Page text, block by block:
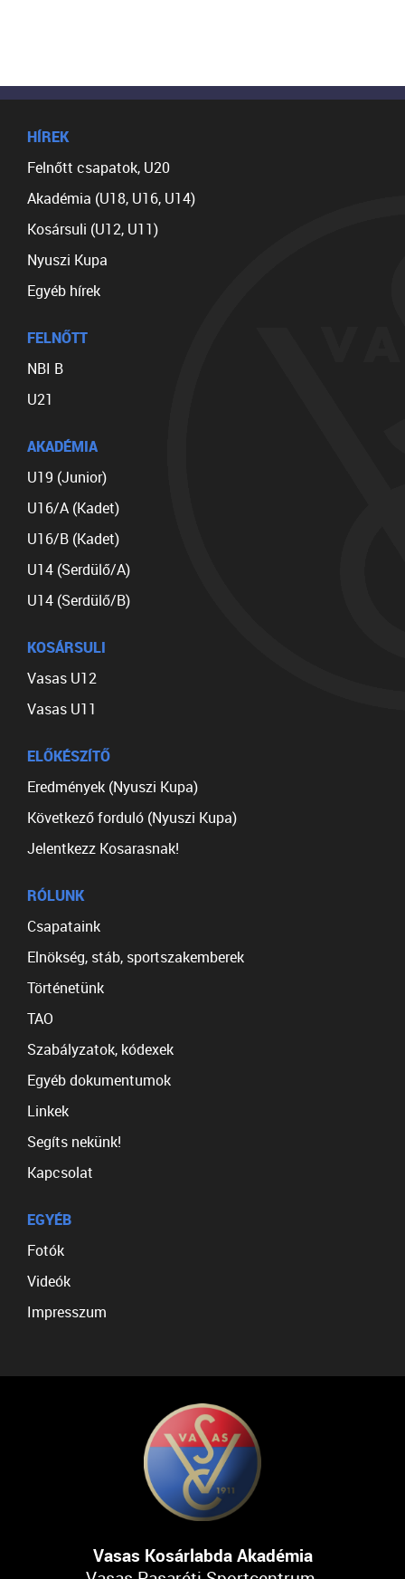
HÍREK
Felnőtt csapatok, U20
Akadémia (U18, U16, U14)
Kosársuli (U12, U11)
Nyuszi Kupa
Egyéb hírek
FELNŐTT
NBI B
U21
AKADÉMIA
U19 (Junior)
U16/A (Kadet)
U16/B (Kadet)
U14 (Serdülő/A)
U14 (Serdülő/B)
KOSÁRSULI
Vasas U12
Vasas U11
ELŐKÉSZÍTŐ
Eredmények (Nyuszi Kupa)
Következő forduló (Nyuszi Kupa)
Jelentkezz Kosarasnak!
RÓLUNK
Csapataink
Elnökség, stáb, sportszakemberek
Történetünk
TAO
Szabályzatok, kódexek
Egyéb dokumentumok
Linkek
Segíts nekünk!
Kapcsolat
EGYÉB
Fotók
Videók
Impresszum
Vasas Kosárlabda Akadémia